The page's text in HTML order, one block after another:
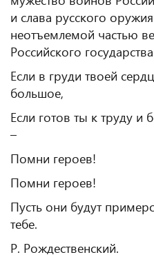
и слава русского
неотъемлемой частью
Российского
Если в груди твоей
большое,
Если готов ты к труду и
–
Помни героев!
Помни героев!
Пусть они будут
тебе.
Р. Рождественский.